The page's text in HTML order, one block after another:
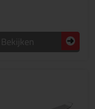
Bekijken